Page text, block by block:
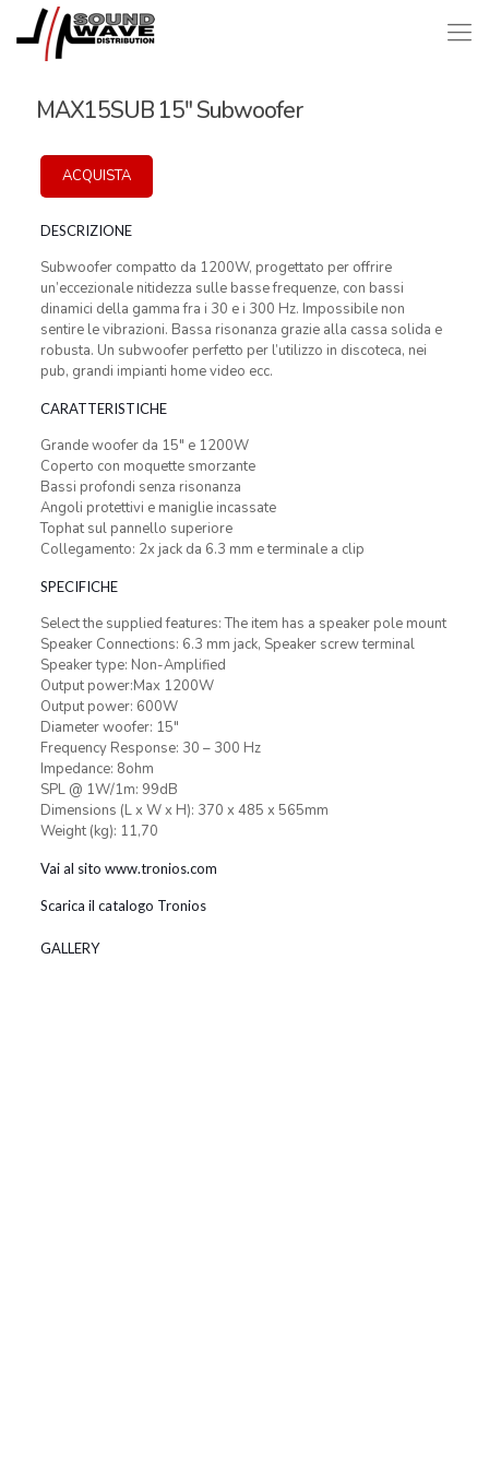
MAX15SUB 15″ Subwoofer
ACQUISTA
DESCRIZIONE
Subwoofer compatto da 1200W, progettato per offrire
un’eccezionale nitidezza sulle basse frequenze, con bassi
dinamici della gamma fra i 30 e i 300 Hz. Impossibile non
sentire le vibrazioni. Bassa risonanza grazie alla cassa solida e
robusta. Un subwoofer perfetto per l’utilizzo in discoteca, nei
pub, grandi impianti home video ecc.
CARATTERISTICHE
Grande woofer da 15″ e 1200W
Coperto con moquette smorzante
Bassi profondi senza risonanza
Angoli protettivi e maniglie incassate
Tophat sul pannello superiore
Collegamento: 2x jack da 6.3 mm e terminale a clip
SPECIFICHE
Select the supplied features: The item has a speaker pole mount
Speaker Connections: 6.3 mm jack, Speaker screw terminal
Speaker type: Non-Amplified
Output power:Max 1200W
Output power: 600W
Diameter woofer: 15″
Frequency Response: 30 – 300 Hz
Impedance: 8ohm
SPL @ 1W/1m: 99dB
Dimensions (L x W x H): 370 x 485 x 565mm
Weight (kg): 11,70
Vai al sito www.tronios.com
Scarica il catalogo Tronios
GALLERY